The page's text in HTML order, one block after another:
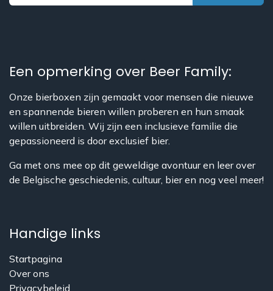
Een opmerking over Beer Family:
Onze bierboxen zijn gemaakt voor mensen die nieuwe
en spannende bieren willen proberen en hun smaak
willen uitbreiden. Wij zijn een inclusieve familie die
gepassioneerd is door exclusief bier.
Ga met ons mee op dit geweldige avontuur en leer over
de Belgische geschiedenis, cultuur, bier en nog veel meer!
Handige links
Startpagina
Over ons
​Privacybeleid